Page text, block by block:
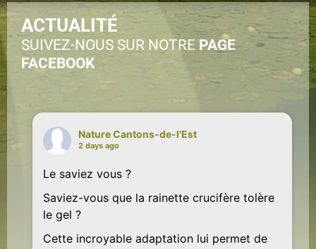
ACTUALITÉ
SUIVEZ-NOUS SUR NOTRE PAGE
FACEBOOK
Nature Cantons-de-l'Est
2 days ago
Le saviez vous ?
Saviez-vous que la rainette crucifère tolère
le gel ?
Cette incroyable adaptation lui permet de